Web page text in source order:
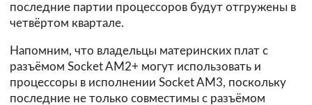
последние партии процессоров будут отгружены в
четвёртом квартале.
Напомним, что владельцы материнских плат с
разъёмом Socket AM2+ могут использовать и
процессоры в исполнении Socket AM3, поскольку
последние не только совместимы с разъёмом